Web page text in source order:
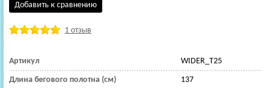
Добавить к сравнению
1 отзыв
Артикул WIDER_T25
Длина бегового полотна (см) 137